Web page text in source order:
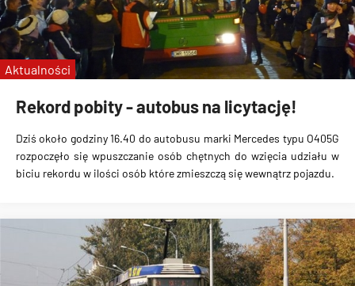
Rekord pobity - autobus na licytację!
Dziś około godziny 16.40 do autobusu marki Mercedes typu O405G
rozpoczęło się wpuszczanie osób chętnych do wzięcia udziału w
biciu rekordu w ilości osób które zmieszczą się wewnątrz pojazdu.
Aktualności